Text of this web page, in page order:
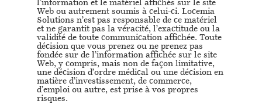
l’information et le matériel affichés sur le site
Web ou autrement soumis à celui-ci. Locemia
Solutions n’est pas responsable de ce matériel
et ne garantit pas la véracité, l’exactitude ou la
validité de toute communication affichée. Toute
décision que vous prenez ou ne prenez pas
fondée sur de l’information affichée sur le site
Web, y compris, mais non de façon limitative,
une décision d’ordre médical ou une décision en
matière d’investissement, de commerce,
d’emploi ou autre, est prise à vos propres
risques.